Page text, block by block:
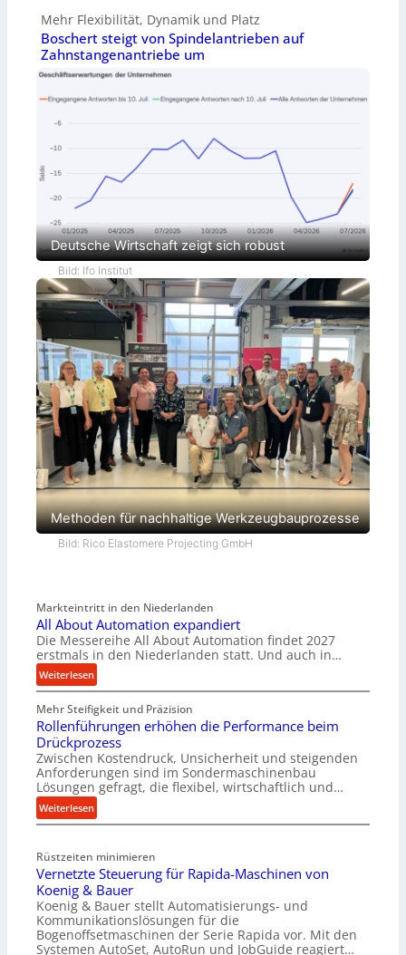
Mehr Flexibilität, Dynamik und Platz
Boschert steigt von Spindelantrieben auf
Zahnstangenantriebe um
Deutsche Wirtschaft zeigt sich robust
Bild: Ifo Institut
Methoden für nachhaltige Werkzeugbauprozesse
Bild: Rico Elastomere Projecting GmbH
Markteintritt in den Niederlanden
All About Automation expandiert
Die Messereihe All About Automation findet 2027
erstmals in den Niederlanden statt. Und auch in…
Weiterlesen:
A
l
l
A
b
o
u
t
A
o
m
a
t
i
Mehr Steifigkeit und Präzision
Rollenführungen erhöhen die Performance beim
Drückprozess
Zwischen Kostendruck, Unsicherheit und steigenden
Anforderungen sind im Sondermaschinenbau
Lösungen gefragt, die flexibel, wirtschaftlich und…
Weiterlesen:
R
l
e
n
f
Rüstzeiten minimieren
Vernetzte Steuerung für Rapida-Maschinen von
Koenig & Bauer
Koenig & Bauer stellt Automatisierungs- und
Kommunikationslösungen für die
Bogenoffsetmaschinen der Serie Rapida vor. Mit den
Systemen AutoSet, AutoRun und JobGuide reagiert…